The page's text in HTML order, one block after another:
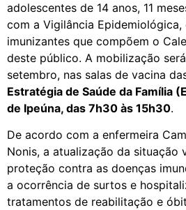
adolescentes de 14 anos, 11
com a Vigilância
imunizantes que compõem o
deste público. A mobilização
setembro, nas salas de vacina
Estratégia de Saúde da Família
de Ipeúna, das 7h30 às 15h30.
De acordo com a enfermeira
Nonis, a atualização da situação
proteção contra as doenças
a ocorrência de surtos e
tratamentos de reabilitação e